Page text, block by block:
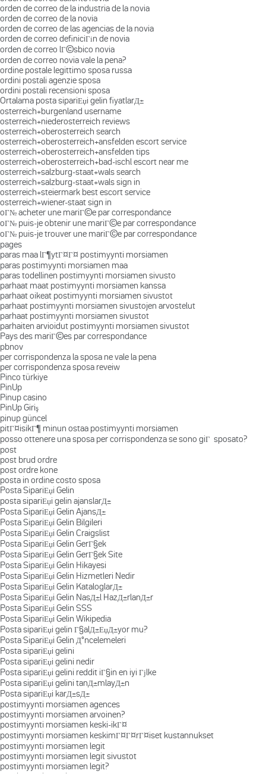
orden de correo de la industria de la novia
orden de correo de la novia
orden de correo de las agencias de la novia
orden de correo definiciГіn de novia
orden de correo lГ©sbico novia
orden de correo novia vale la pena?
ordine postale legittimo sposa russa
ordini postali agenzie sposa
ordini postali recensioni sposa
Ortalama posta sipariЕџi gelin fiyatlarД±
osterreich+burgenland username
osterreich+niederosterreich reviews
osterreich+oberosterreich search
osterreich+oberosterreich+ansfelden escort service
osterreich+oberosterreich+ansfelden tips
osterreich+oberosterreich+bad-ischl escort near me
osterreich+salzburg-staat+wals search
osterreich+salzburg-staat+wals sign in
osterreich+steiermark best escort service
osterreich+wiener-staat sign in
oГ№ acheter une mariГ©e par correspondance
oГ№ puis-je obtenir une mariГ©e par correspondance
oГ№ puis-je trouver une mariГ©e par correspondance
pages
paras maa lГ¶ytГ¤Г¤ postimyynti morsiamen
paras postimyynti morsiamen maa
paras todellinen postimyynti morsiamen sivusto
parhaat maat postimyynti morsiamen kanssa
parhaat oikeat postimyynti morsiamen sivustot
parhaat postimyynti morsiamen sivustojen arvostelut
parhaat postimyynti morsiamen sivustot
parhaiten arvioidut postimyynti morsiamen sivustot
Pays des mariГ©es par correspondance
pbnov
per corrispondenza la sposa ne vale la pena
per corrispondenza sposa reveiw
Pinco türkiye
PinUp
Pinup casino
PinUp Giriş
pinup güncel
pitГ¤isikГ¶ minun ostaa postimyynti morsiamen
posso ottenere una sposa per corrispondenza se sono giГ sposato?
post
post brud ordre
post ordre kone
posta in ordine costo sposa
Posta SipariЕџi Gelin
posta sipariЕџi gelin ajanslarД±
Posta SipariЕџi Gelin AjansД±
Posta SipariЕџi Gelin Bilgileri
Posta SipariЕџi Gelin Craigslist
Posta SipariЕџi Gelin GerГ§ek
Posta SipariЕџi Gelin GerГ§ek Site
Posta SipariЕџi Gelin Hikayesi
Posta SipariЕџi Gelin Hizmetleri Nedir
Posta SipariЕџi Gelin KataloglarД±
Posta SipariЕџi Gelin NasД±l HazД±rlanД±r
Posta SipariЕџi Gelin SSS
Posta SipariЕџi Gelin Wikipedia
Posta sipariЕџi gelin Г§alД±ЕџД±yor mu?
Posta SipariЕџi Gelin Д°ncelemeleri
Posta sipariЕџi gelini
Posta sipariЕџi gelini nedir
Posta sipariЕџi gelini reddit iГ§in en iyi Гјlke
Posta sipariЕџi gelini tanД±mlayД±n
Posta sipariЕџi karД±sД±
postimyynti morsiamen agences
postimyynti morsiamen arvoinen?
postimyynti morsiamen keski-ikГ¤
postimyynti morsiamen keskimГ¤Г¤rГ¤iset kustannukset
postimyynti morsiamen legit
postimyynti morsiamen legit sivustot
postimyynti morsiamen legit?